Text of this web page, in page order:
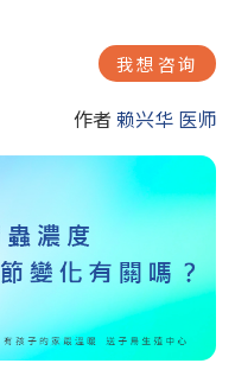
我想咨询
作者 赖兴华 医师